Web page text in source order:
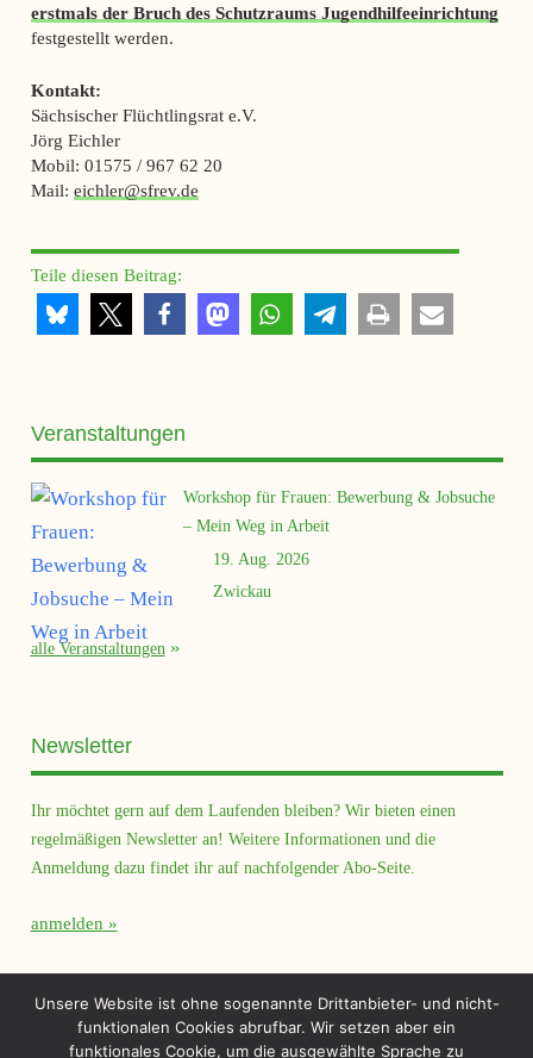
erstmals der Bruch des Schutzraums Jugendhilfeeinrichtung
festgestellt werden.
Kontakt:
Sächsischer Flüchtlingsrat e.V.
Jörg Eichler
Mobil: 01575 / 967 62 20
Mail: eichler@sfrev.de
Teile diesen Beitrag:
Veranstaltungen
Workshop für Frauen: Bewerbung & Jobsuche
– Mein Weg in Arbeit
19. Aug. 2026
Zwickau
alle Veranstaltungen
Newsletter
Ihr möchtet gern auf dem Laufenden bleiben? Wir bieten einen
regelmäßigen Newsletter an! Weitere Informationen und die
Anmeldung dazu findet ihr auf nachfolgender Abo-Seite.
anmelden
Unsere Website ist ohne sogenannte Drittanbieter- und nicht-
funktionalen Cookies abrufbar. Wir setzen aber ein
funktionales Cookie, um die ausgewählte Sprache zu